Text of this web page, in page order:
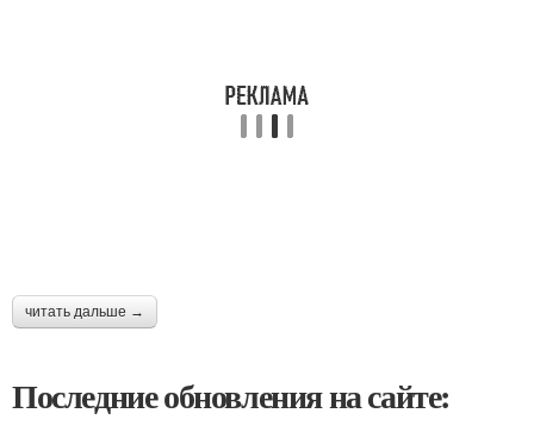
читать дальше →
Последние обновления на сайте: